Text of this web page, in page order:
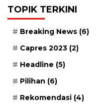
TOPIK TERKINI
Breaking News (6)
Capres 2023 (2)
Headline (5)
Pilihan (6)
Rekomendasi (4)